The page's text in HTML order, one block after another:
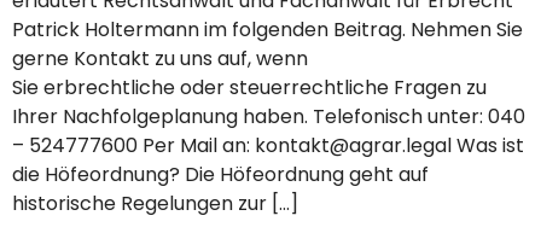
Patrick Holtermann im folgenden Beitrag. Nehmen Sie
gerne Kontakt zu uns auf, wenn
Sie erbrechtliche oder steuerrechtliche Fragen zu
Ihrer Nachfolgeplanung haben. Telefonisch unter: 040
– 524777600 Per Mail an: kontakt@agrar.legal Was ist
die Höfeordnung? Die Höfeordnung geht auf
historische Regelungen zur […]